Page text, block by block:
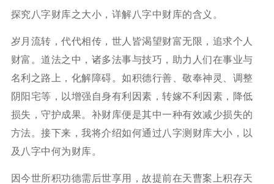
探究八字财库之大小，详解八字中财库的含义。
岁月流转，代代相传，世人皆渴望财富无限，追求个人
财富。道法之中，诸多法事与技巧，助力人们在事业与
名利之路上，化解障碍。如积德行善、敬奉神灵、调整
阴阳宅等，以增强自身有利因素，转嫁不利因素，降低
损失，守护成果。补财库便是其中一种有效减少损失的
方法。接下来，我将介绍如何通过八字测财库大小，以
及八字中何为财库。
因今世所积功德需后世享用，故提前在天曹案上积存天